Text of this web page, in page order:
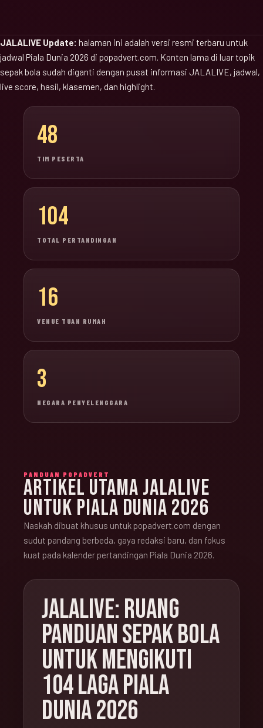
JALALIVE Update: halaman ini adalah versi resmi terbaru untuk
jadwal Piala Dunia 2026 di popadvert.com. Konten lama di luar topik
sepak bola sudah diganti dengan pusat informasi JALALIVE, jadwal,
live score, hasil, klasemen, dan highlight.
48
TIM PESERTA
104
TOTAL PERTANDINGAN
16
VENUE TUAN RUMAH
3
NEGARA PENYELENGGARA
PANDUAN POPADVERT
ARTIKEL UTAMA JALALIVE
UNTUK PIALA DUNIA 2026
Naskah dibuat khusus untuk popadvert.com dengan
sudut pandang berbeda, gaya redaksi baru, dan fokus
kuat pada kalender pertandingan Piala Dunia 2026.
JALALIVE: RUANG
PANDUAN SEPAK BOLA
UNTUK MENGIKUTI
104 LAGA PIALA
DUNIA 2026